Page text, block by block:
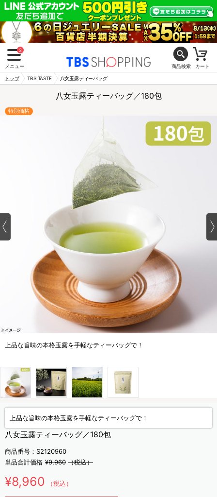
2
メニュー 商品検索 カート
トップ TBS TASTE 八女玉露ティーバッグ
八女玉露ティーバッグ／180包
特別価格
上品な旨味の本格玉露を手軽なティーバッグで！
上品な旨味の本格玉露を手軽なティーバッグで！
八女玉露ティーバッグ／180包
商品番号：S2120960
単品合計価格 ¥9,960 （税込）
¥8,960 （税込）